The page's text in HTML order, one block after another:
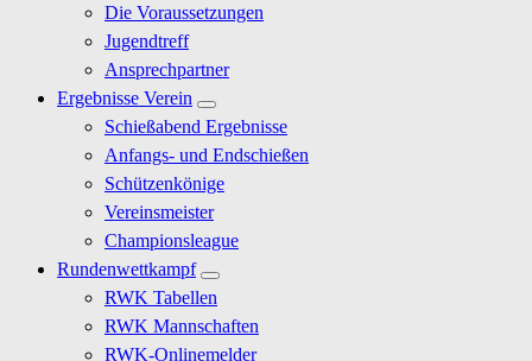
Die Voraussetzungen
Jugendtreff
Ansprechpartner
Ergebnisse Verein
Schießabend Ergebnisse
Anfangs- und Endschießen
Schützenkönige
Vereinsmeister
Championsleague
Rundenwettkampf
RWK Tabellen
RWK Mannschaften
RWK-Onlinemelder